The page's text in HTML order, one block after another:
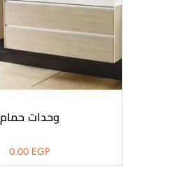
وحدات حمام
0.00 EGP